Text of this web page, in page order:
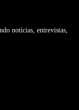
notícias, entrevistas,